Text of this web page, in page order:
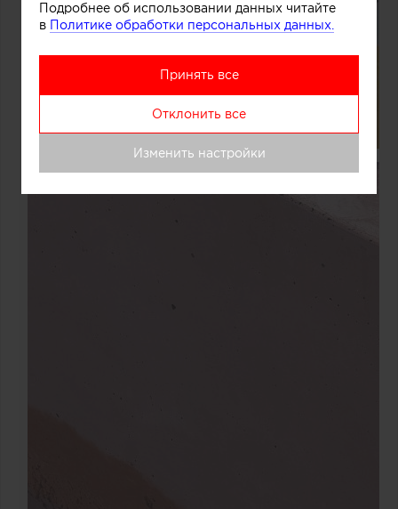
Подробнее об использовании данных читайте
в Политике обработки персональных данных.
Принять все
Отклонить все
Изменить настройки